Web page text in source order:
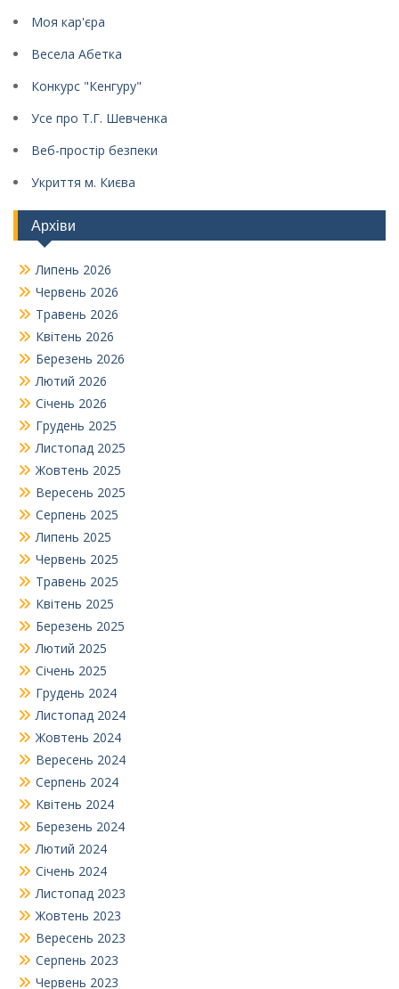
Моя кар'єра
Весела Абетка
Конкурс "Кенгуру"
Усе про Т.Г. Шевченка
Веб-простір безпеки
Укриття м. Києва
Архіви
Липень 2026
Червень 2026
Травень 2026
Квітень 2026
Березень 2026
Лютий 2026
Січень 2026
Грудень 2025
Листопад 2025
Жовтень 2025
Вересень 2025
Серпень 2025
Липень 2025
Червень 2025
Травень 2025
Квітень 2025
Березень 2025
Лютий 2025
Січень 2025
Грудень 2024
Листопад 2024
Жовтень 2024
Вересень 2024
Серпень 2024
Квітень 2024
Березень 2024
Лютий 2024
Січень 2024
Листопад 2023
Жовтень 2023
Вересень 2023
Серпень 2023
Червень 2023